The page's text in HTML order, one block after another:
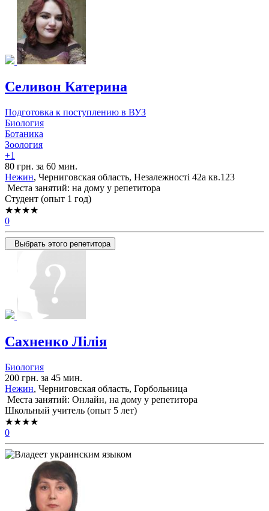
Селивон Катерина
Подготовка к поступлению в ВУЗ
Биология
Ботаника
Зоология
+1
80 грн. за 60 мин.
Нежин, Черниговская область, Незалежності 42а кв.123
Места занятий: на дому у репетитора
Cтудент (опыт 1 год)
★★★★
0
Выбрать этого репетитора
Сахненко Лілія
Биология
200 грн. за 45 мин.
Нежин, Черниговская область, Горбольница
Места занятий: Онлайн, на дому у репетитора
Школьный учитель (опыт 5 лет)
★★★★
0